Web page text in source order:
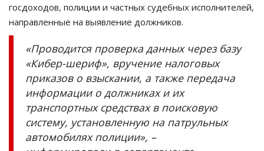
Қазақша Русский
госдоходов, полиции и частных судебных исполнителей,
направленные на выявление должников.
«Проводится проверка данных через базу
«Кибер-шериф», вручение налоговых
приказов о взыскании, а также передача
информации о должниках и их
транспортных средствах в поисковую
систему, установленную на патрульных
автомобилях полиции», –